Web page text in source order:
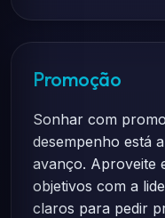
Promoção
Sonhar com
desempenho está
avanço. Aproveite
objetivos com a
claros para pedir